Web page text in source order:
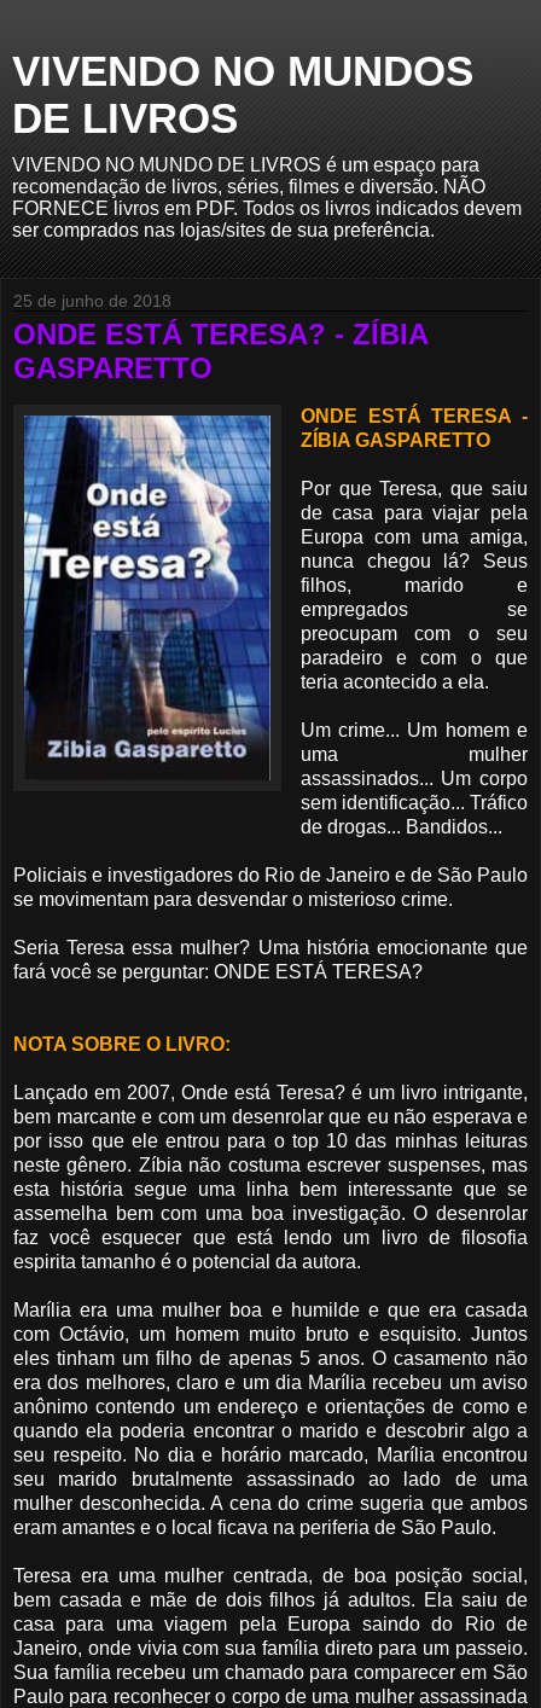
VIVENDO NO MUNDOS
DE LIVROS
VIVENDO NO MUNDO DE LIVROS é um espaço para
recomendação de livros, séries, filmes e diversão. NÃO
FORNECE livros em PDF. Todos os livros indicados devem
ser comprados nas lojas/sites de sua preferência.
25 de junho de 2018
ONDE ESTÁ TERESA? - ZÍBIA
GASPARETTO
ONDE ESTÁ TERESA -
ZÍBIA GASPARETTO
Por que Teresa, que saiu
de casa para viajar pela
Europa com uma amiga,
nunca chegou lá? Seus
filhos, marido e
empregados se
preocupam com o seu
paradeiro e com o que
teria acontecido a ela.
Um crime... Um homem e
uma mulher
assassinados... Um corpo
sem identificação... Tráfico
de drogas... Bandidos...
Policiais e investigadores do Rio de Janeiro e de São Paulo
se movimentam para desvendar o misterioso crime.
Seria Teresa essa mulher? Uma história emocionante que
fará você se perguntar: ONDE ESTÁ TERESA?
NOTA SOBRE O LIVRO:
Lançado em 2007, Onde está Teresa? é um livro intrigante,
bem marcante e com um desenrolar que eu não esperava e
por isso que ele entrou para o top 10 das minhas leituras
neste gênero. Zíbia não costuma escrever suspenses, mas
esta história segue uma linha bem interessante que se
assemelha bem com uma boa investigação. O desenrolar
faz você esquecer que está lendo um livro de filosofia
espirita tamanho é o potencial da autora.
Marília era uma mulher boa e humilde e que era casada
com Octávio, um homem muito bruto e esquisito. Juntos
eles tinham um filho de apenas 5 anos. O casamento não
era dos melhores, claro e um dia Marília recebeu um aviso
anônimo contendo um endereço e orientações de como e
quando ela poderia encontrar o marido e descobrir algo a
seu respeito. No dia e horário marcado, Marília encontrou
seu marido brutalmente assassinado ao lado de uma
mulher desconhecida. A cena do crime sugeria que ambos
eram amantes e o local ficava na periferia de São Paulo.
Teresa era uma mulher centrada, de boa posição social,
bem casada e mãe de dois filhos já adultos. Ela saiu de
casa para uma viagem pela Europa saindo do Rio de
Janeiro, onde vivia com sua família direto para um passeio.
Sua família recebeu um chamado para comparecer em São
Paulo para reconhecer o corpo de uma mulher assassinada